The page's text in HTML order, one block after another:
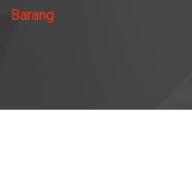
Barang